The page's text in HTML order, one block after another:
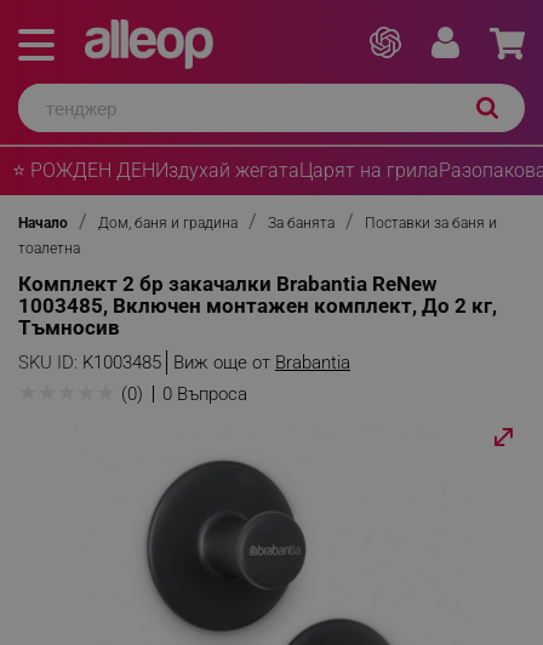
⭐ РОЖДЕН ДЕНИздухай жегатаЦарят на грила
Начало Дом, баня и градина За банята
Поставки за баня и
тоалетна
Комплект 2 бр закачалки Brabantia ReNew
1003485, Включен монтажен комплект, До 2 кг,
Тъмносив
SKU ID: K1003485 Виж още от Brabantia
(0) 0 Въпроса